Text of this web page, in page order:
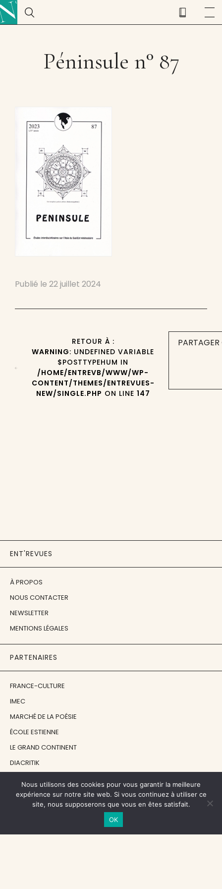
Péninsule n° 87
Publié le 22 juillet 2024
RETOUR À :
WARNING: UNDEFINED VARIABLE
$POSTTYPEHUM IN
/HOME/ENTREVB/WWW/WP-
CONTENT/THEMES/ENTREVUES-
NEW/SINGLE.PHP ON LINE 147
ENT'REVUES
À PROPOS
NOUS CONTACTER
NEWSLETTER
MENTIONS LÉGALES
PARTENAIRES
FRANCE-CULTURE
IMEC
MARCHÉ DE LA POÉSIE
ÉCOLE ESTIENNE
LE GRAND CONTINENT
DIACRITIK
NOS SOUTIENS
CENTRE NATIONAL DU LIVRE
Nous utilisons des cookies pour vous garantir la meilleure
expérience sur notre site web. Si vous continuez à utiliser ce
site, nous supposerons que vous en êtes satisfait.
OK